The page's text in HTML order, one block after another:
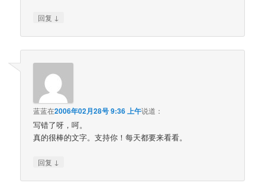
回复 ↓
蓝蓝在2006年02月28号 9:36 上午说道：
写错了呀，呵。
真的很棒的文字。支持你！每天都要来看看。
回复 ↓